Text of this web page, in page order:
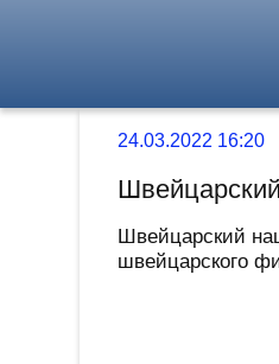
24.03.2022 16:20
Швейцарский
швейцарского